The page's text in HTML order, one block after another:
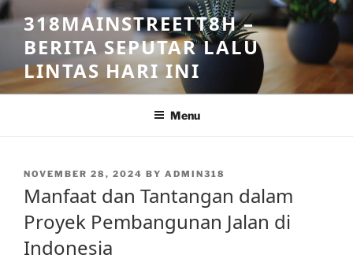
Skip
to
content
318MAINSTREETT8H –
BERITA SEPUTAR LALU
LINTAS HARI INI
Menu
POSTED
NOVEMBER 28, 2024 BY ADMIN318
Manfaat dan Tantangan dalam
Proyek Pembangunan Jalan di
Indonesia